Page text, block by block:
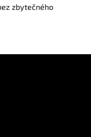
zbytečného